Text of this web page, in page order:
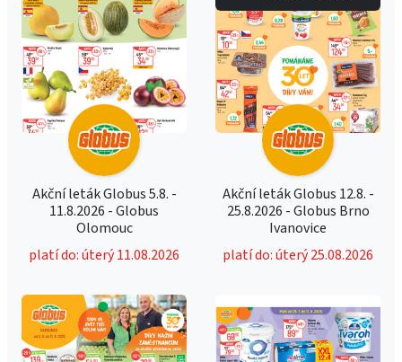
Akční leták Globus 5.8. -
11.8.2026 - Globus
Olomouc
platí do: úterý 11.08.2026
Akční leták Globus 12.8. -
25.8.2026 - Globus Brno
Ivanovice
platí do: úterý 25.08.2026